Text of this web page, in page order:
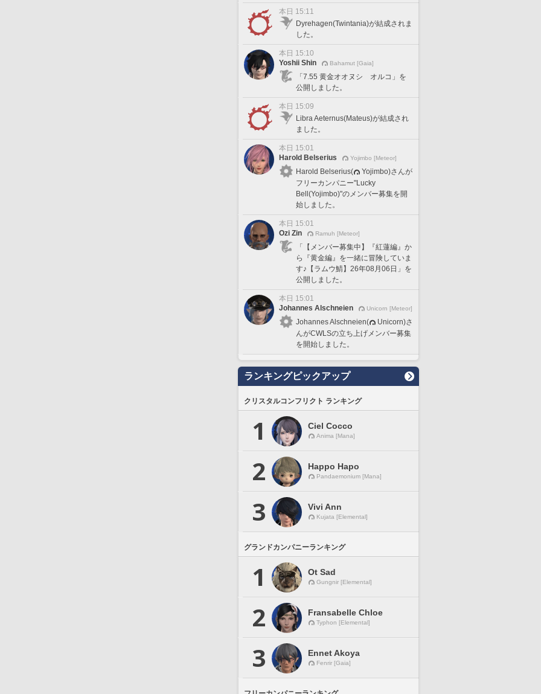
本日 15:11
Dyrehagen(Twintania)が結成されま
した。
本日 15:10
Yoshii Shin
Bahamut [Gaia]
「7.55 黄金オオヌシ オルコ」を
公開しました。
本日 15:09
Libra Aeternus(Mateus)が結成され
ました。
本日 15:01
Harold Belserius
Yojimbo [Meteor]
Harold Belserius(
Yojimbo)さんが
フリーカンパニー"Lucky
Bell(Yojimbo)"のメンバー募集を開
始しました。
本日 15:01
Ozi Zin
Ramuh [Meteor]
「【メンバー募集中】『紅蓮編』か
ら『黄金編』を一緒に冒険していま
す♪【ラムウ鯖】26年08月06日」を
公開しました。
本日 15:01
Johannes Alschneien
Unicorn [Meteor]
Johannes Alschneien(
Unicorn)さ
んがCWLSの立ち上げメンバー募集
を開始しました。
ランキングピックアップ
クリスタルコンフリクト ランキング
1 Ciel Cocco
Anima [Mana]
2 Happo Hapo
Pandaemonium [Mana]
3 Vivi Ann
Kujata [Elemental]
グランドカンパニーランキング
1 Ot Sad
Gungnir [Elemental]
2 Fransabelle Chloe
Typhon [Elemental]
3 Ennet Akoya
Fenrir [Gaia]